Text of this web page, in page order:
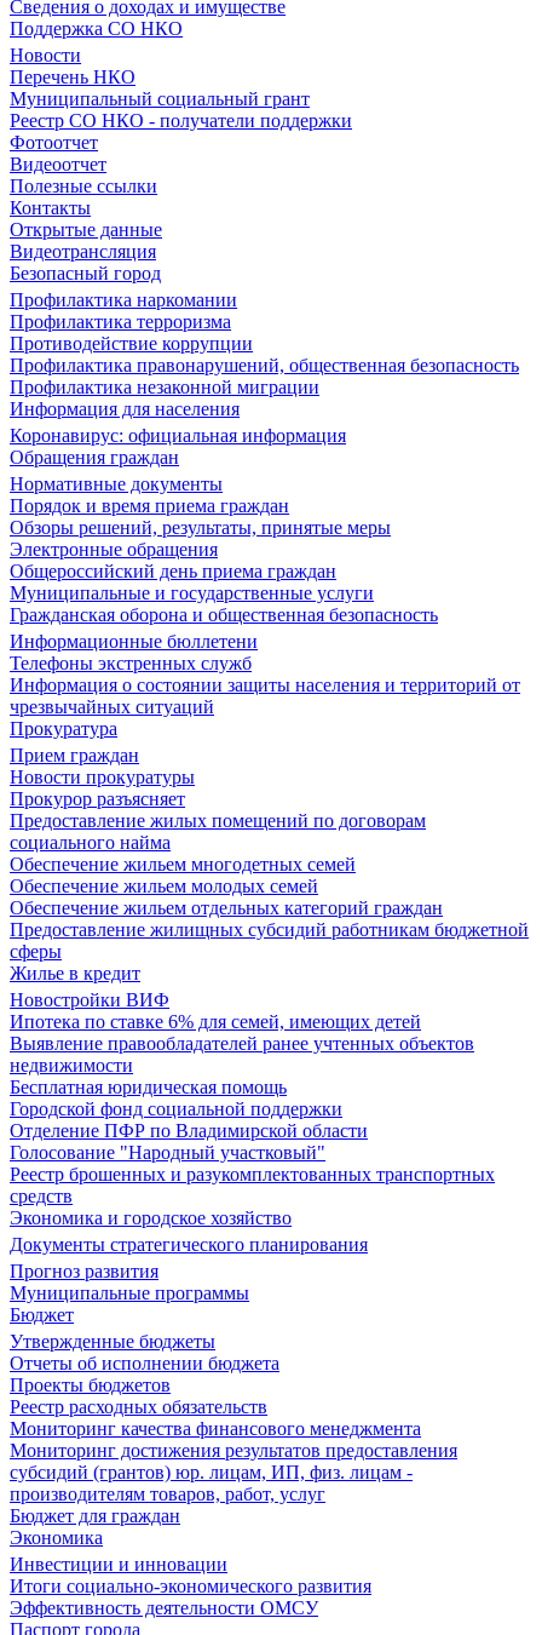
Сведения о доходах и имуществе
Поддержка СО НКО
Новости
Перечень НКО
Муниципальный социальный грант
Реестр СО НКО - получатели поддержки
Фотоотчет
Видеоотчет
Полезные ссылки
Контакты
Открытые данные
Видеотрансляция
Безопасный город
Профилактика наркомании
Профилактика терроризма
Противодействие коррупции
Профилактика правонарушений, общественная безопасность
Профилактика незаконной миграции
Информация для населения
Коронавирус: официальная информация
Обращения граждан
Нормативные документы
Порядок и время приема граждан
Обзоры решений, результаты, принятые меры
Электронные обращения
Общероссийский день приема граждан
Муниципальные и государственные услуги
Гражданская оборона и общественная безопасность
Информационные бюллетени
Телефоны экстренных служб
Информация о состоянии защиты населения и территорий от
чрезвычайных ситуаций
Прокуратура
Прием граждан
Новости прокуратуры
Прокурор разъясняет
Предоставление жилых помещений по договорам
социального найма
Обеспечение жильем многодетных семей
Обеспечение жильем молодых семей
Обеспечение жильем отдельных категорий граждан
Предоставление жилищных субсидий работникам бюджетной
сферы
Жилье в кредит
Новостройки ВИФ
Ипотека по ставке 6% для семей, имеющих детей
Выявление правообладателей ранее учтенных объектов
недвижимости
Бесплатная юридическая помощь
Городской фонд социальной поддержки
Отделение ПФР по Владимирской области
Голосование "Народный участковый"
Реестр брошенных и разукомплектованных транспортных
средств
Экономика и городское хозяйство
Документы стратегического планирования
Прогноз развития
Муниципальные программы
Бюджет
Утвержденные бюджеты
Отчеты об исполнении бюджета
Проекты бюджетов
Реестр расходных обязательств
Мониторинг качества финансового менеджмента
Мониторинг достижения результатов предоставления
субсидий (грантов) юр. лицам, ИП, физ. лицам -
производителям товаров, работ, услуг
Бюджет для граждан
Экономика
Инвестиции и инновации
Итоги социально-экономического развития
Эффективность деятельности ОМСУ
Паспорт города